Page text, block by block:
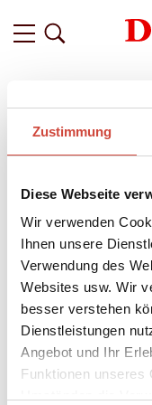
Zustimmung
Diese Webseite
Wir verwenden
Ihnen unsere
Verwendung des
Websites usw. Wir
besser verstehen
Dienstleistungen
Angebot und Ihr
Funktionen unseres
Related
vor 4 Jahren
»Bleiben wir
gerade
Ein
Ihr neuer RomanEin
Gerichtsfall, der in
Aufsehen sorgte: dem